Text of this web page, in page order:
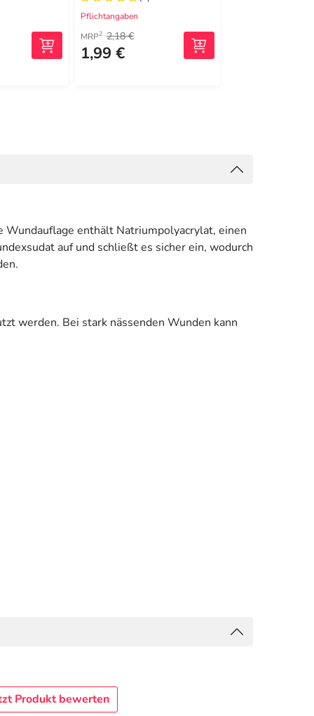
Pflichtangaben
MRP2 2,18 €
1,99 €
Wundauflage enthält Natriumpolyacrylat, einen
auf und schließt es sicher ein, wodurch
werden. Bei stark nässenden Wunden kann
Produkt bewerten